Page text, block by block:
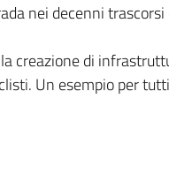
nei decenni
creazione di
Un esempio per